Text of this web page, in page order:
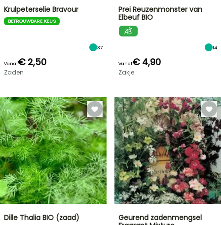
Krulpeterselie Bravour
BETROUWBARE KEUS
37
Vanaf€ 2,50
Zaden
Prei Reuzenmonster van
Elbeuf BIO
14
Vanaf€ 4,90
Zakje
Dille Thalia BIO (zaad)
Geurend zadenmengsel